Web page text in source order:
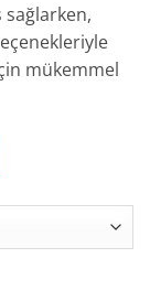
sağlarken,
mükemmel
adet